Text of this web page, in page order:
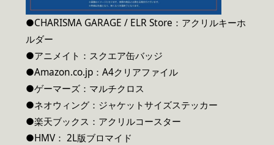
●CHARISMA GARAGE / ELR Store：アクリルキーホ
ルダー
●アニメイト：スクエア缶バッジ
●Amazon.co.jp：A4クリアファイル
●ゲーマーズ：マルチクロス
●ネオウィング：ジャケットサイズステッカー
●楽天ブックス：アクリルコースター
●HMV： 2L版ブロマイド